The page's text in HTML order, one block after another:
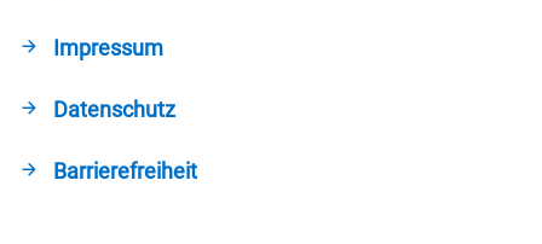
Impressum
Datenschutz
Barrierefreiheit